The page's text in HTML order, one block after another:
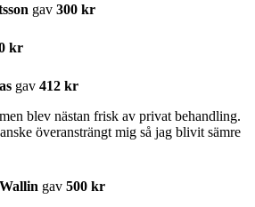
gav 300 kr
kr
gav 412 kr
blev nästan frisk av privat behandling.
överansträngt mig så jag blivit sämre
gav 500 kr